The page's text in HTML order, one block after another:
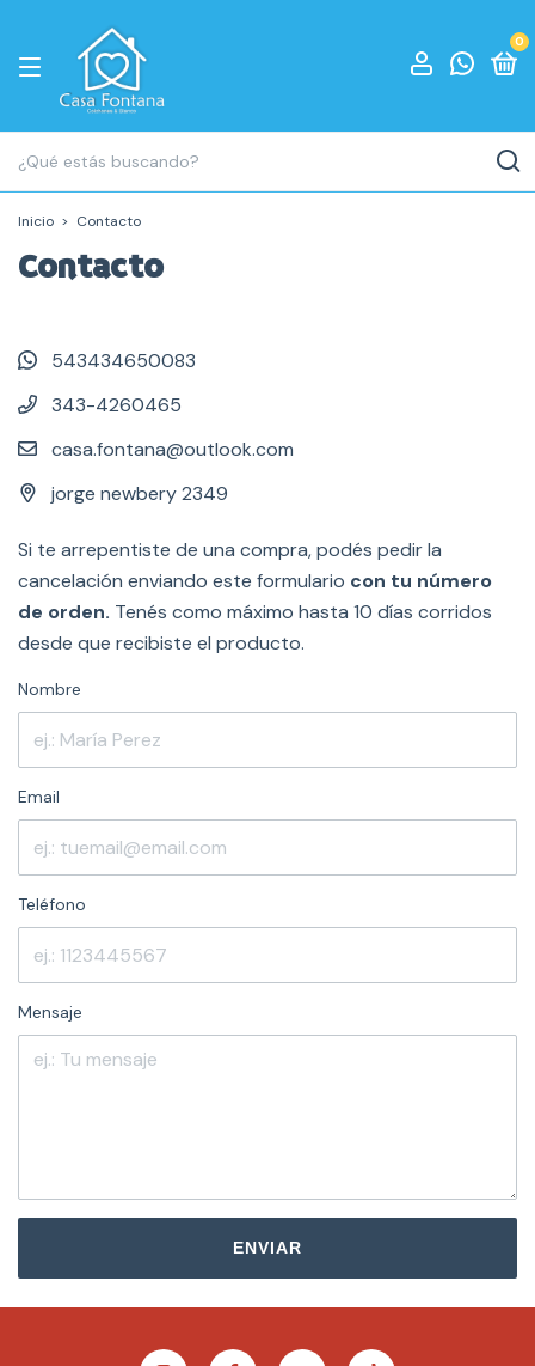
0
Inicio > Contacto
Contacto
543434650083
343-4260465
casa.fontana@outlook.com
jorge newbery 2349
Si te arrepentiste de una compra, podés pedir la
cancelación enviando este formulario con tu número
de orden. Tenés como máximo hasta 10 días corridos
desde que recibiste el producto.
Nombre
Email
Teléfono
Mensaje
ENVIAR